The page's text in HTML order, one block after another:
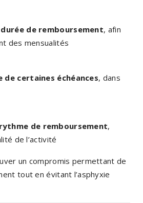
de remboursement, afin
des mensualités
certaines échéances, dans
de remboursement,
de l’activité
un compromis permettant de
tout en évitant l’asphyxie